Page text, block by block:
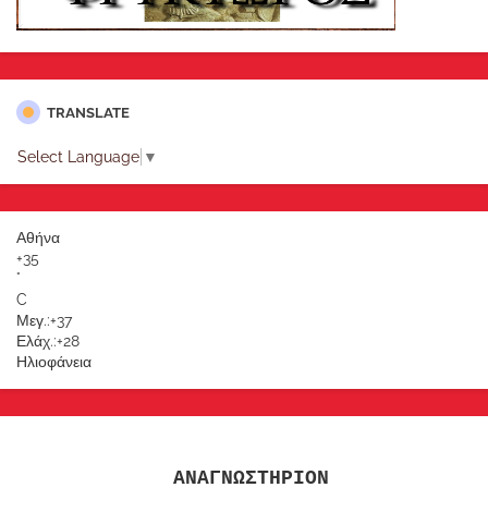
TRANSLATE
Select Language ▼
Αθήνα
+35
°
C
Μεγ.:+37
Ελάχ.:+28
Ηλιοφάνεια
ΑΝΑΓΝΩΣΤΗΡΙΟΝ